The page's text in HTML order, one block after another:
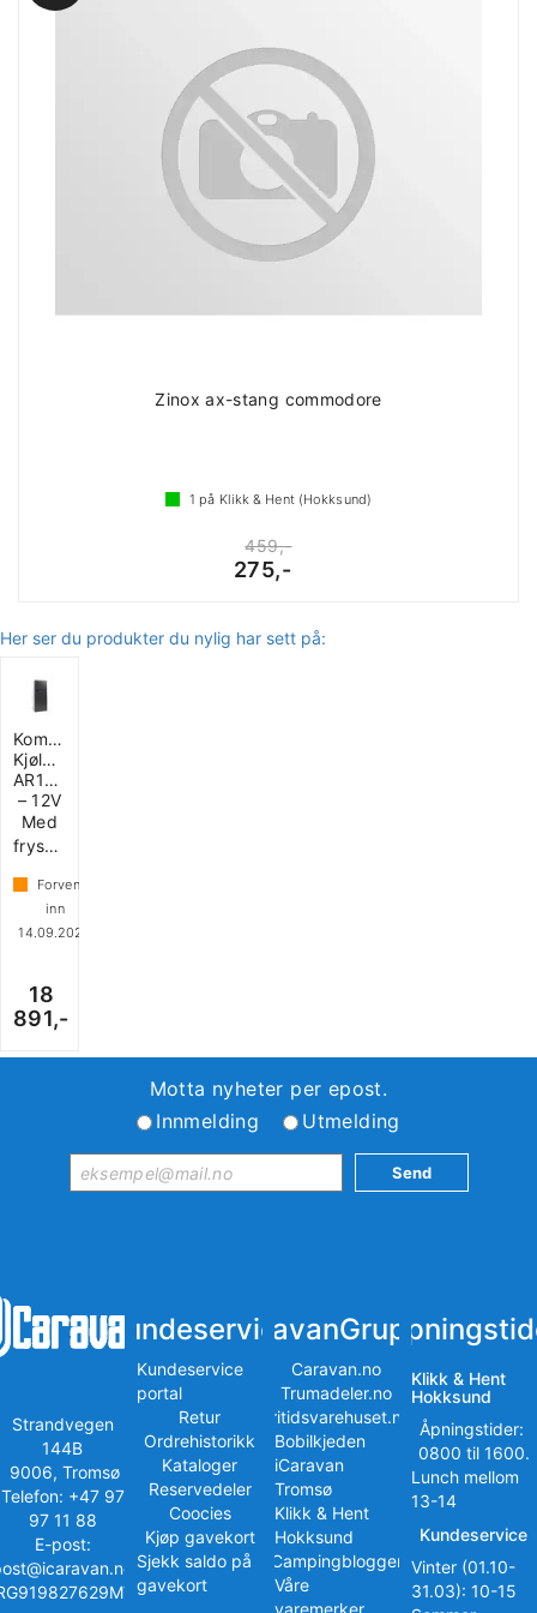
Zinox ax-stang commodore
1 på Klikk & Hent (Hokksund)
459,-
275,-
Her ser du produkter du nylig har sett på:
Kompressor
Kjøleskap
AR180L
– 12V
Med
frysesom
Forventet
inn
14.09.2026
18
891,-
Motta nyheter per epost.
Innmelding
Utmelding
Strandvegen
144B
9006, Tromsø
Telefon: +47 97
97 11 88
E-post:
Kundeservice
Kundeservice
portal
Retur
Ordrehistorikk
Kataloger
Reservedeler
Coocies
Kjøp gavekort
Sjekk saldo på
gavekort
iCaravanGruppen
Caravan.no
Trumadeler.no
Fritidsvarehuset.no
Bobilkjeden
iCaravan
Tromsø
Klikk & Hent
Hokksund
iCampingbloggen
Våre
Klikk & Hent
Hokksund
Åpningstider:
0800 til 1600.
Lunch mellom
13-14
Kundeservice
Vinter (01.10-
31.03): 10-15